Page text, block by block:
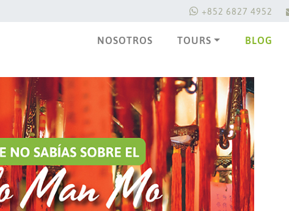
+852 6827 4952
NOSOTROS TOURS BLOG